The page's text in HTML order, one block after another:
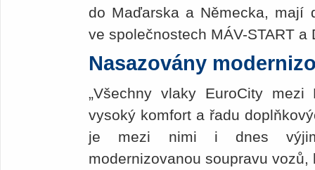
do Maďarska a Německa, mají
ve společnostech MÁV-START a
Nasazovány
„Všechny vlaky EuroCity
vysoký komfort a řadu
je mezi nimi i dnes
modernizovanou soupravu